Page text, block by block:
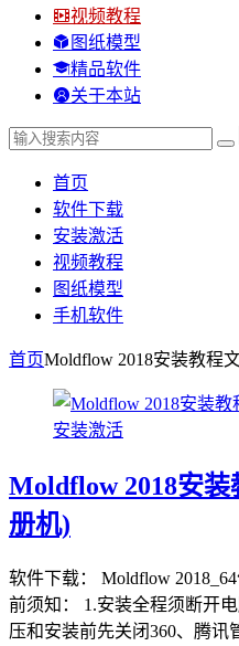
视频教程
图纸模型
精品软件
关于本站
首页
软件下载
安装激活
视频教程
图纸模型
手机软件
首页Moldflow 2018安装教程
安装激活
Moldflow 2018安
册机)
软件下载： Moldflow
前须知： 1.安装全程须断开
压和安装前先关闭360、腾讯